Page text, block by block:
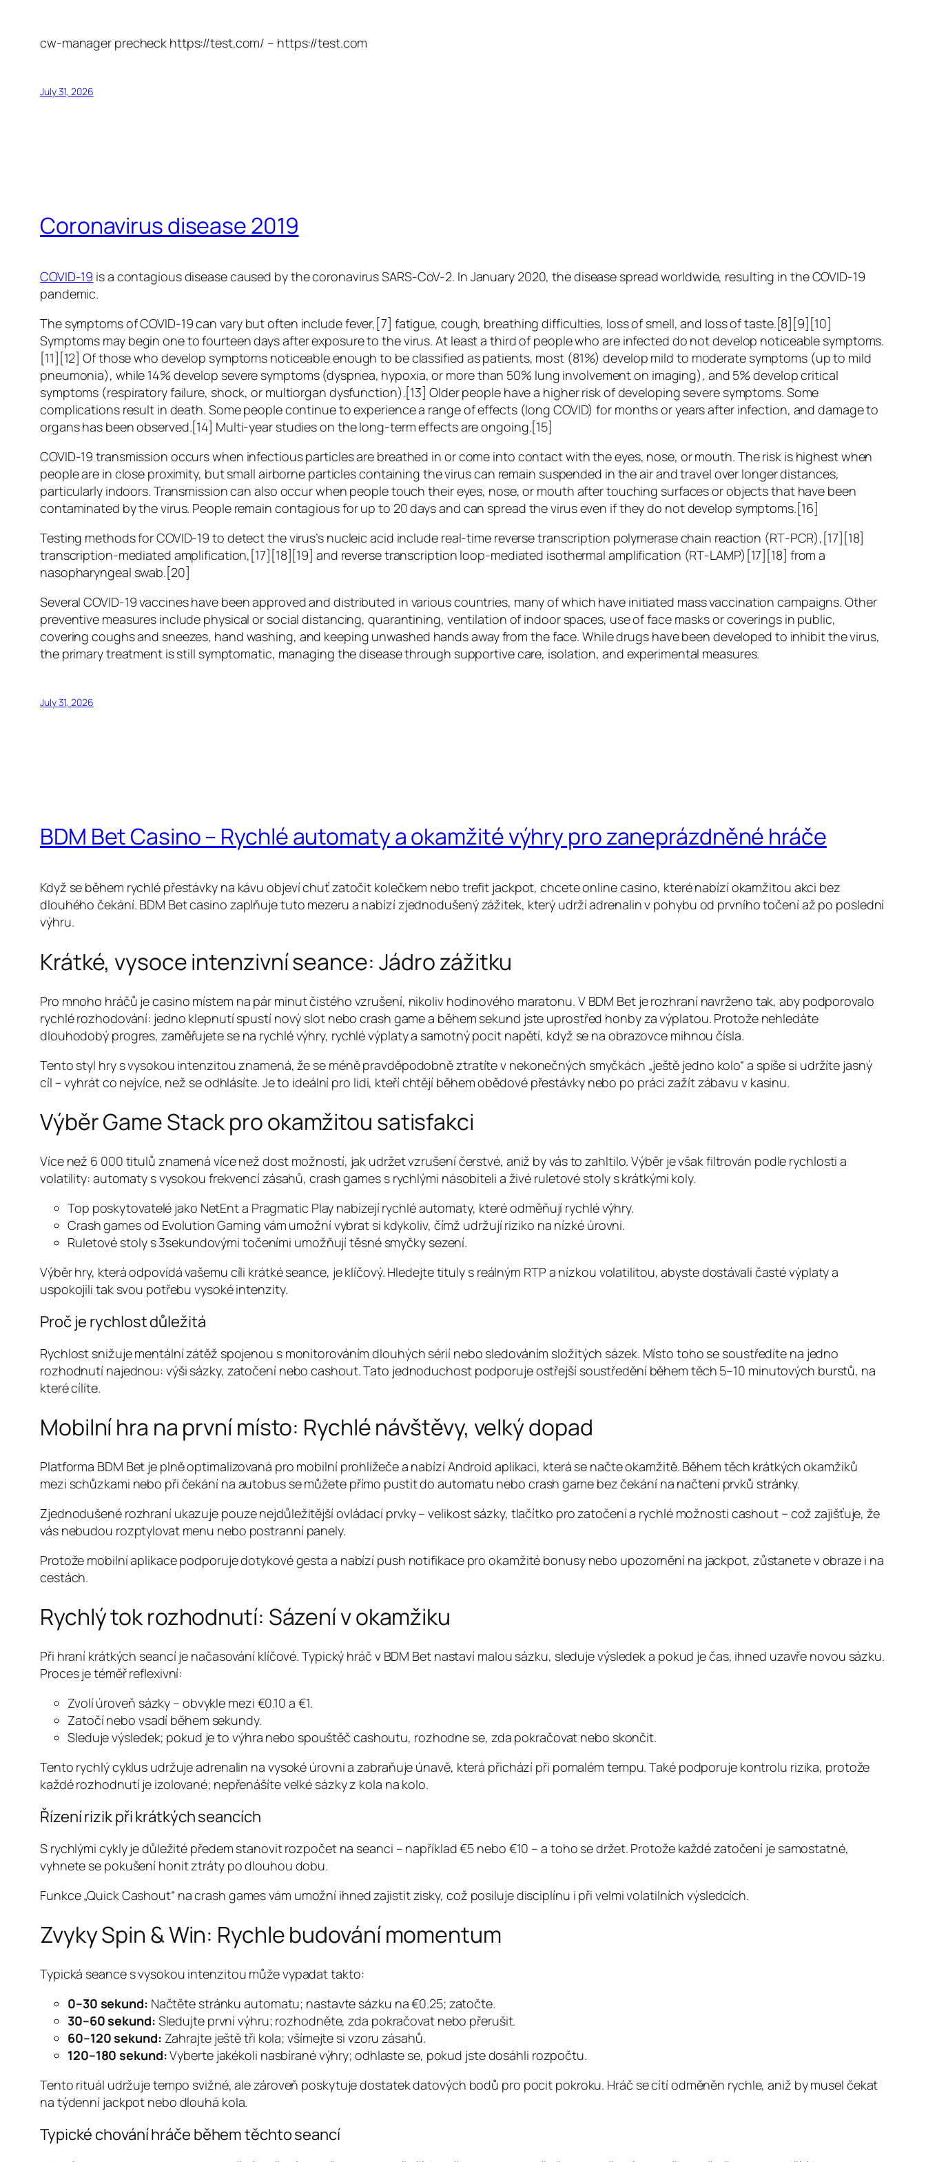
cw-manager precheck https://test.com/ – https://test.com
July 31, 2026
Coronavirus disease 2019
COVID-19 is a contagious disease caused by the coronavirus SARS-CoV-2. In January 2020, the disease spread worldwide, resulting in the COVID-19
pandemic.
The symptoms of COVID‑19 can vary but often include fever,[7] fatigue, cough, breathing difficulties, loss of smell, and loss of taste.[8][9][10]
Symptoms may begin one to fourteen days after exposure to the virus. At least a third of people who are infected do not develop noticeable symptoms.
[11][12] Of those who develop symptoms noticeable enough to be classified as patients, most (81%) develop mild to moderate symptoms (up to mild
pneumonia), while 14% develop severe symptoms (dyspnea, hypoxia, or more than 50% lung involvement on imaging), and 5% develop critical
symptoms (respiratory failure, shock, or multiorgan dysfunction).[13] Older people have a higher risk of developing severe symptoms. Some
complications result in death. Some people continue to experience a range of effects (long COVID) for months or years after infection, and damage to
organs has been observed.[14] Multi-year studies on the long-term effects are ongoing.[15]
COVID‑19 transmission occurs when infectious particles are breathed in or come into contact with the eyes, nose, or mouth. The risk is highest when
people are in close proximity, but small airborne particles containing the virus can remain suspended in the air and travel over longer distances,
particularly indoors. Transmission can also occur when people touch their eyes, nose, or mouth after touching surfaces or objects that have been
contaminated by the virus. People remain contagious for up to 20 days and can spread the virus even if they do not develop symptoms.[16]
Testing methods for COVID-19 to detect the virus’s nucleic acid include real-time reverse transcription polymerase chain reaction (RT‑PCR),[17][18]
transcription-mediated amplification,[17][18][19] and reverse transcription loop-mediated isothermal amplification (RT‑LAMP)[17][18] from a
nasopharyngeal swab.[20]
Several COVID-19 vaccines have been approved and distributed in various countries, many of which have initiated mass vaccination campaigns. Other
preventive measures include physical or social distancing, quarantining, ventilation of indoor spaces, use of face masks or coverings in public,
covering coughs and sneezes, hand washing, and keeping unwashed hands away from the face. While drugs have been developed to inhibit the virus,
the primary treatment is still symptomatic, managing the disease through supportive care, isolation, and experimental measures.
July 31, 2026
BDM Bet Casino – Rychlé automaty a okamžité výhry pro zaneprázdněné hráče
Když se během rychlé přestávky na kávu objeví chuť zatočit kolečkem nebo trefit jackpot, chcete online casino, které nabízí okamžitou akci bez
dlouhého čekání. BDM Bet casino zaplňuje tuto mezeru a nabízí zjednodušený zážitek, který udrží adrenalin v pohybu od prvního točení až po poslední
výhru.
Krátké, vysoce intenzivní seance: Jádro zážitku
Pro mnoho hráčů je casino místem na pár minut čistého vzrušení, nikoliv hodinového maratonu. V BDM Bet je rozhraní navrženo tak, aby podporovalo
rychlé rozhodování: jedno klepnutí spustí nový slot nebo crash game a během sekund jste uprostřed honby za výplatou. Protože nehledáte
dlouhodobý progres, zaměřujete se na rychlé výhry, rychlé výplaty a samotný pocit napětí, když se na obrazovce mihnou čísla.
Tento styl hry s vysokou intenzitou znamená, že se méně pravděpodobně ztratíte v nekonečných smyčkách „ještě jedno kolo“ a spíše si udržíte jasný
cíl – vyhrát co nejvíce, než se odhlásíte. Je to ideální pro lidi, kteří chtějí během obědové přestávky nebo po práci zažít zábavu v kasinu.
Výběr Game Stack pro okamžitou satisfakci
Více než 6 000 titulů znamená více než dost možností, jak udržet vzrušení čerstvé, aniž by vás to zahltilo. Výběr je však filtrován podle rychlosti a
volatility: automaty s vysokou frekvencí zásahů, crash games s rychlými násobiteli a živé ruletové stoly s krátkými koly.
Top poskytovatelé jako NetEnt a Pragmatic Play nabízejí rychlé automaty, které odměňují rychlé výhry.
Crash games od Evolution Gaming vám umožní vybrat si kdykoliv, čímž udržují riziko na nízké úrovni.
Ruletové stoly s 3sekundovými točeními umožňují těsné smyčky sezení.
Výběr hry, která odpovídá vašemu cíli krátké seance, je klíčový. Hledejte tituly s reálným RTP a nízkou volatilitou, abyste dostávali časté výplaty a
uspokojili tak svou potřebu vysoké intenzity.
Proč je rychlost důležitá
Rychlost snižuje mentální zátěž spojenou s monitorováním dlouhých sérií nebo sledováním složitých sázek. Místo toho se soustředíte na jedno
rozhodnutí najednou: výši sázky, zatočení nebo cashout. Tato jednoduchost podporuje ostřejší soustředění během těch 5–10 minutových burstů, na
které cílíte.
Mobilní hra na první místo: Rychlé návštěvy, velký dopad
Platforma BDM Bet je plně optimalizovaná pro mobilní prohlížeče a nabízí Android aplikaci, která se načte okamžitě. Během těch krátkých okamžiků
mezi schůzkami nebo při čekání na autobus se můžete přímo pustit do automatu nebo crash game bez čekání na načtení prvků stránky.
Zjednodušené rozhraní ukazuje pouze nejdůležitější ovládací prvky – velikost sázky, tlačítko pro zatočení a rychlé možnosti cashout – což zajišťuje, že
vás nebudou rozptylovat menu nebo postranní panely.
Protože mobilní aplikace podporuje dotykové gesta a nabízí push notifikace pro okamžité bonusy nebo upozornění na jackpot, zůstanete v obraze i na
cestách.
Rychlý tok rozhodnutí: Sázení v okamžiku
Při hraní krátkých seancí je načasování klíčové. Typický hráč v BDM Bet nastaví malou sázku, sleduje výsledek a pokud je čas, ihned uzavře novou sázku.
Proces je téměř reflexivní:
Zvolí úroveň sázky – obvykle mezi €0.10 a €1.
Zatočí nebo vsadí během sekundy.
Sleduje výsledek; pokud je to výhra nebo spouštěč cashoutu, rozhodne se, zda pokračovat nebo skončit.
Tento rychlý cyklus udržuje adrenalin na vysoké úrovni a zabraňuje únavě, která přichází při pomalém tempu. Také podporuje kontrolu rizika, protože
každé rozhodnutí je izolované; nepřenášíte velké sázky z kola na kolo.
Řízení rizik při krátkých seancích
S rychlými cykly je důležité předem stanovit rozpočet na seanci – například €5 nebo €10 – a toho se držet. Protože každé zatočení je samostatné,
vyhnete se pokušení honit ztráty po dlouhou dobu.
Funkce „Quick Cashout“ na crash games vám umožní ihned zajistit zisky, což posiluje disciplínu i při velmi volatilních výsledcích.
Zvyky Spin & Win: Rychle budování momentum
Typická seance s vysokou intenzitou může vypadat takto:
0–30 sekund: Načtěte stránku automatu; nastavte sázku na €0.25; zatočte.
30–60 sekund: Sledujte první výhru; rozhodněte, zda pokračovat nebo přerušit.
60–120 sekund: Zahrajte ještě tři kola; všímejte si vzoru zásahů.
120–180 sekund:Vyberte jakékoli nasbírané výhry; odhlaste se, pokud jste dosáhli rozpočtu.
Tento rituál udržuje tempo svižné, ale zároveň poskytuje dostatek datových bodů pro pocit pokroku. Hráč se cítí odměněn rychle, aniž by musel čekat
na týdenní jackpot nebo dlouhá kola.
Typické chování hráče během těchto seancí